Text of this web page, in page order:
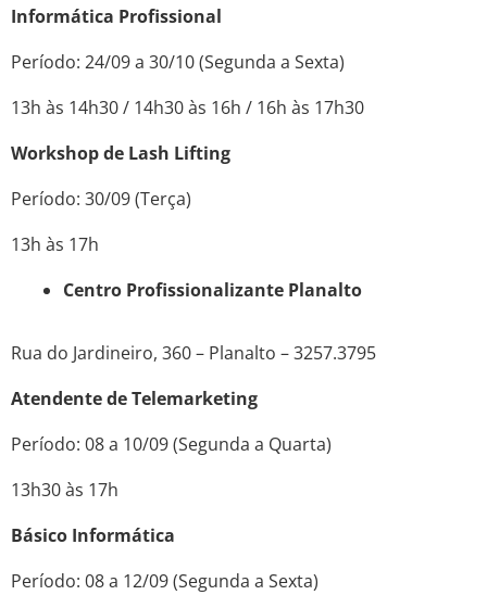
Informática Profissional
Período: 24/09 a 30/10 (Segunda a Sexta)
13h às 14h30 / 14h30 às 16h / 16h às 17h30
Workshop de Lash Lifting
Período: 30/09 (Terça)
13h às 17h
Centro Profissionalizante Planalto
Rua do Jardineiro, 360 – Planalto – 3257.3795
Atendente de Telemarketing
Período: 08 a 10/09 (Segunda a Quarta)
13h30 às 17h
Básico Informática
Período: 08 a 12/09 (Segunda a Sexta)